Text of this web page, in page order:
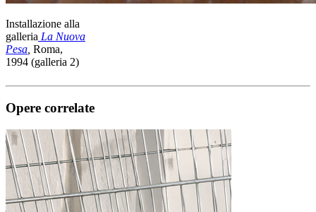
Installazione alla
galleria La Nuova
Pesa Roma,
1994 (galleria 2)
Opere correlate